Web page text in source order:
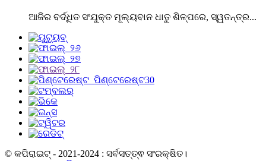
ଆଜିର ବର୍ଦ୍ଧିତ ସଂଯୁକ୍ତ ମୂଲ୍ୟବାନ ଧାତୁ ଶିଳ୍ପରେ, ସ୍ୱତନ୍ତ୍ର...
© କପିରାଇଟ୍ - 2021-2024 : ସର୍ବସତ୍ତ୍ଵ ସଂରକ୍ଷିତ।